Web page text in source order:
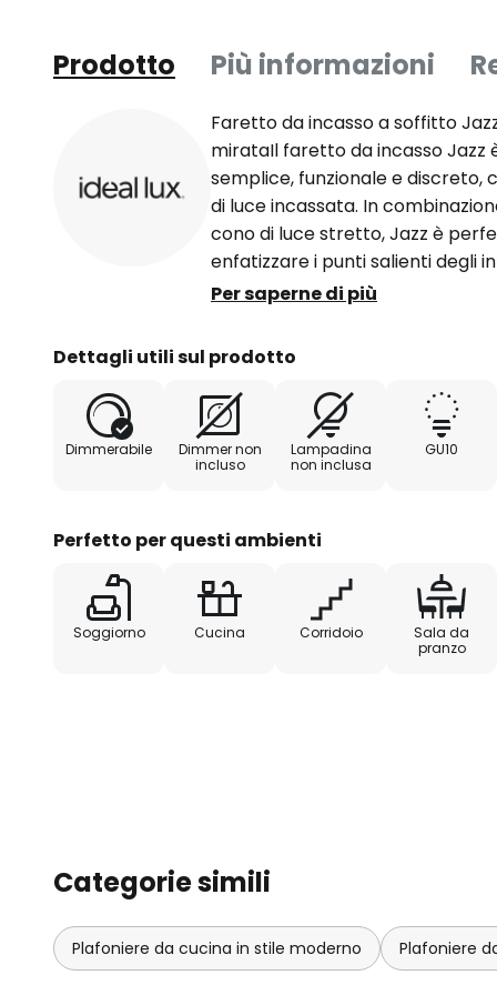
Prodotto Più informazioni
Faretto da incasso a soffitto
mirataIl faretto da incasso
semplice, funzionale e discreto,
di luce incassata. In
cono di luce stretto, Jazz è
enfatizzare i punti salienti degli
luminosi. Se si sceglie una
ambientale ad ampio raggio,
un lungo bancone della cucina.
gamma di utilizzi e, grazie al suo
incasso può essere facilmente
arredamento moderno.
Per saperne di più
Dettagli utili sul prodotto
Dimmerabile
Dimmer non
incluso
Lampadina
non inclusa
GU10
Perfetto per questi ambienti
Soggiorno Cucina Corridoio
Sala da
pranzo
Categorie simili
Plafoniere da cucina in stile moderno Plafoniere